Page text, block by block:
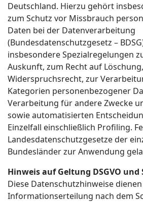
Deutschland. Hierzu gehört
zum Schutz vor Missbrauch
Daten bei der Datenverarbeitung
(Bundesdatenschutzgesetz –
insbesondere Spezialregelungen
Auskunft, zum Recht auf
Widerspruchsrecht, zur
Kategorien personenbezogener
Verarbeitung für andere Zwecke
sowie automatisierten
Einzelfall einschließlich Profiling.
Landesdatenschutzgesetze der
Bundesländer zur Anwendung
Hinweis auf Geltung DSGVO und
Diese Datenschutzhinweise
Informationserteilung nach dem